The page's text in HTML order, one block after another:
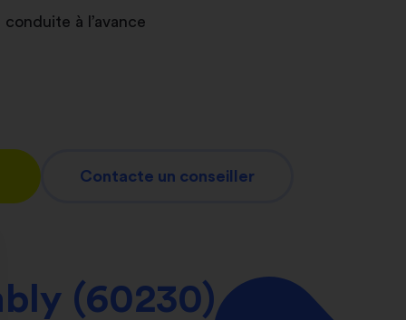
à l’avance
Contacte un conseiller
(60230)